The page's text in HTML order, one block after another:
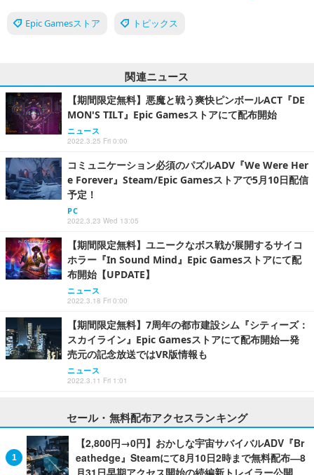
Epic Gamesストア トピックス
関連ニュース
【期間限定無料】悪魔と戦う爽快ピンボールACT『DE
MON'S TILT』Epic Gamesストアにて配布開始
ニュース
2022.3.25 Fri 0:00
コミュニケーション必須のパズルADV『We Were Her
e Forever』Steam/Epic Gamesストアで5月10日配信
予定！
PC
2022.3.23 Wed 13:05
【期間限定無料】ユニークなボス戦が展開するサイコ
ホラー『In Sound Mind』Epic Gamesストアにて配
布開始【UPDATE】
ニュース
2022.3.18 Fri 0:00
【期間限定無料】7周年の都市建設シム『シティーズ：
スカイライン』Epic Gamesストアにて配布開始―発
売元の記念放送ではVR版情報も
ニュース
2022.3.11 Fri 1:01
セール・無料配布アクセスランキング
【2,800円→0円】おかしな宇宙サバイバルADV『Br
eathedge』Steamにて8月10日2時まで無料配布―8
月31日早期アクセス開始の続編新トレイラー公開